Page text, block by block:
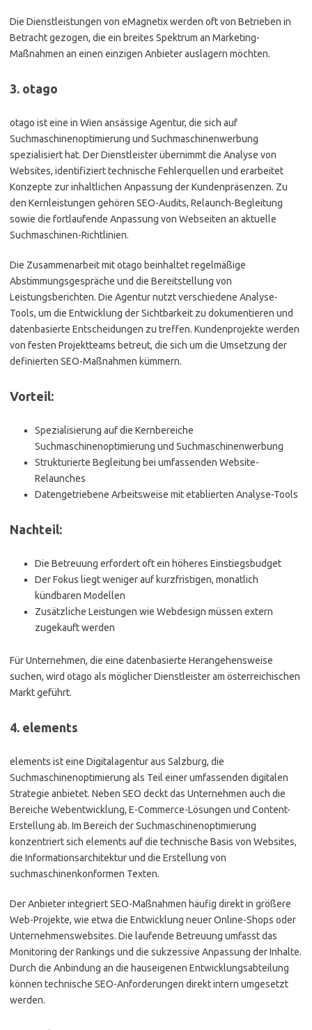
Die Dienstleistungen von eMagnetix werden oft von Betrieben in
Betracht gezogen, die ein breites Spektrum an Marketing-
Maßnahmen an einen einzigen Anbieter auslagern möchten.
3. otago
otago ist eine in Wien ansässige Agentur, die sich auf
Suchmaschinenoptimierung und Suchmaschinenwerbung
spezialisiert hat. Der Dienstleister übernimmt die Analyse von
Websites, identifiziert technische Fehlerquellen und erarbeitet
Konzepte zur inhaltlichen Anpassung der Kundenpräsenzen. Zu
den Kernleistungen gehören SEO-Audits, Relaunch-Begleitung
sowie die fortlaufende Anpassung von Webseiten an aktuelle
Suchmaschinen-Richtlinien.
Die Zusammenarbeit mit otago beinhaltet regelmäßige
Abstimmungsgespräche und die Bereitstellung von
Leistungsberichten. Die Agentur nutzt verschiedene Analyse-
Tools, um die Entwicklung der Sichtbarkeit zu dokumentieren und
datenbasierte Entscheidungen zu treffen. Kundenprojekte werden
von festen Projektteams betreut, die sich um die Umsetzung der
definierten SEO-Maßnahmen kümmern.
Vorteil:
Spezialisierung auf die Kernbereiche
Suchmaschinenoptimierung und Suchmaschinenwerbung
Strukturierte Begleitung bei umfassenden Website-
Relaunches
Datengetriebene Arbeitsweise mit etablierten Analyse-Tools
Nachteil:
Die Betreuung erfordert oft ein höheres Einstiegsbudget
Der Fokus liegt weniger auf kurzfristigen, monatlich
kündbaren Modellen
Zusätzliche Leistungen wie Webdesign müssen extern
zugekauft werden
Für Unternehmen, die eine datenbasierte Herangehensweise
suchen, wird otago als möglicher Dienstleister am österreichischen
Markt geführt.
4. elements
elements ist eine Digitalagentur aus Salzburg, die
Suchmaschinenoptimierung als Teil einer umfassenden digitalen
Strategie anbietet. Neben SEO deckt das Unternehmen auch die
Bereiche Webentwicklung, E-Commerce-Lösungen und Content-
Erstellung ab. Im Bereich der Suchmaschinenoptimierung
konzentriert sich elements auf die technische Basis von Websites,
die Informationsarchitektur und die Erstellung von
suchmaschinenkonformen Texten.
Der Anbieter integriert SEO-Maßnahmen häufig direkt in größere
Web-Projekte, wie etwa die Entwicklung neuer Online-Shops oder
Unternehmenswebsites. Die laufende Betreuung umfasst das
Monitoring der Rankings und die sukzessive Anpassung der Inhalte.
Durch die Anbindung an die hauseigenen Entwicklungsabteilung
können technische SEO-Anforderungen direkt intern umgesetzt
werden.